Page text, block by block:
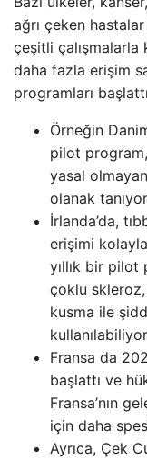
ağrı çeken
çeşitli çalışmalarla
daha fazla erişim
programları
Örneğin
pilot
yasal
olanak
İrlanda’da,
erişimi
yıllık bir pilot
çoklu
kusma ile
Fransa da
başlattı ve
Fransa’nın
için daha
Ayrıca, Çek